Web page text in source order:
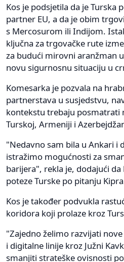
Kos je podsjetila da je Turska
partner EU, a da je obim
s Mercosurom ili Indijom.
ključna za trgovačke rute
za budući mirovni aranžman
novu sigurnosnu situaciju u
Komesarka je pozvala na
partnerstava u susjedstvu,
kontekstu trebaju posmatrati
Turskoj, Armeniji i
"Nedavno sam bila u Ankari i
istražimo mogućnosti za
barijera", rekla je, dodajući
poteze Turske po pitanju
Kos je također podvukla
koridora koji prolaze kroz
"Zajedno želimo razvijati
i digitalne linije kroz Južni
smanjiti strateške ovisnosti